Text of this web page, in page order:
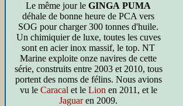
Le même jour le GINGA PUMA
déhale de bonne heure de PCA vers
SOG pour charger 300 tonnes d'huile.
Un chimiquier de luxe, toutes les cuves
sont en acier inox massif, le top. NT
Marine exploite onze navires de cette
série, construits entre 2003 et 2010, tous
portent des noms de félins. Nous avions
vu le Caracal et le Lion en 2011, et le
Jaguaren 2009.